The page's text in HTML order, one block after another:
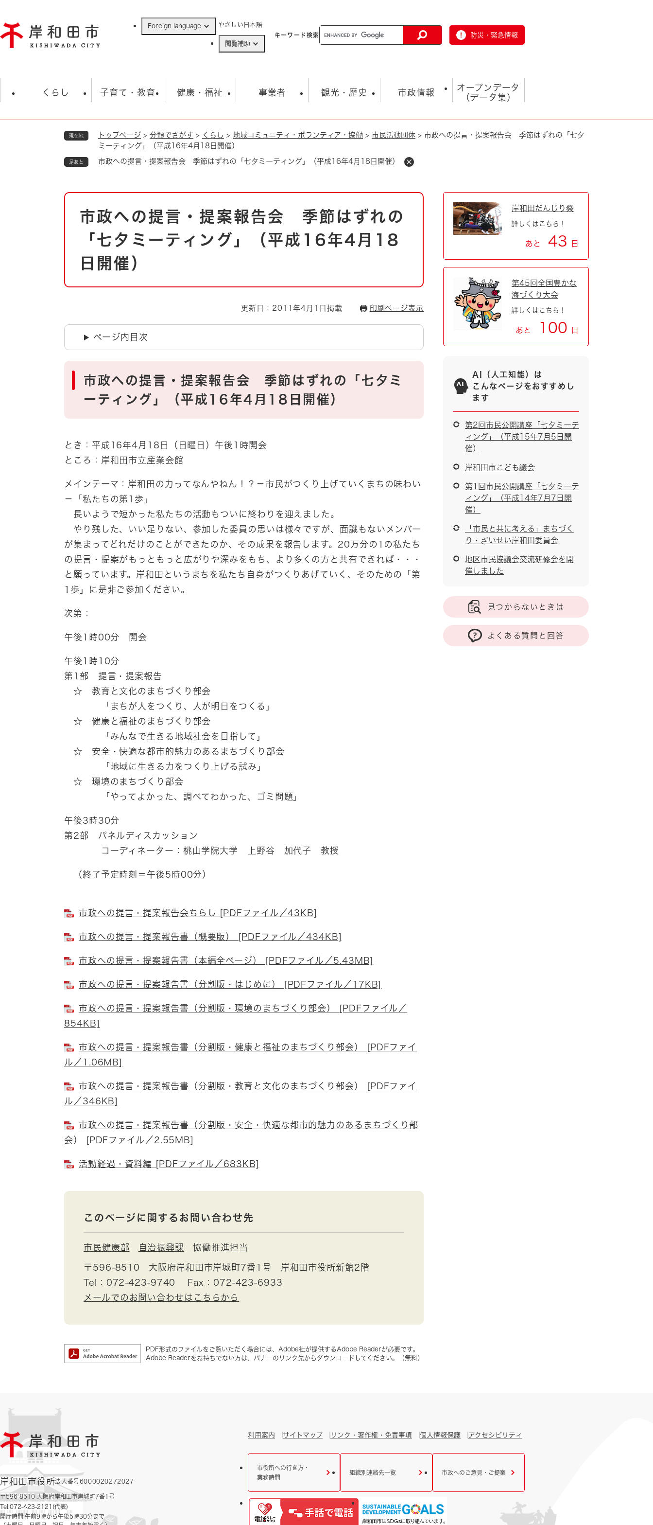
ジ
の
Foreign language やさしい日本語
閲覧補助
キーワード検索 防災・緊急情報
くらし
住民票・戸籍
保険・年金
自然・環境・公園 住宅
おくやみ
男女共同参画
国際交流
子育て・教育
学校 子育て
健康・福祉
福祉・健康・生活 生涯学習・スポーツ
事業者
入札・契約情報 まちづくり・協働
産業振興 税金
観光・歴史
観光 観光スポット
歴史 動画情報
市政情報
市の概要 総合計画
行財政 人権・平和
とじる
オープンデータ
（データ集）
オープンデータ
現在地 トップページ > 分類でさがす > くらし > 地域コミュニティ・ボランティア・協働 > 市民活動団体 > 市政への提言・提案報告会 季節はずれの「七夕
ミーティング」（平成16年4月18日開催）
足あと 市政への提言・提案報告会 季節はずれの「七夕ミーティング」（平成16年4月18日開催）
本
市政への提言・提案報告会 季節はずれの
「七夕ミーティング」（平成16年4月18
日開催）
更新日：2011年4月1日掲載 印刷ページ表示
ページ内目次
市政への提言・提案報告会 季節はずれの「七夕ミ
ーティング」（平成16年4月18日開催）
とき：平成16年4月18日（日曜日）午後1時開会
ところ：岸和田市立産業会館
メインテーマ：岸和田の力ってなんやねん！？－市民がつくり上げていくまちの味わい
－「私たちの第1歩」
長いようで短かった私たちの活動もついに終わりを迎えました。
やり残した、いい足りない、参加した委員の思いは様々ですが、面識もないメンバー
が集まってどれだけのことができたのか、その成果を報告します。20万分の1の私たち
の提言・提案がもっともっと広がりや深みをもち、より多くの方と共有できれば・・・
と願っています。岸和田というまちを私たち自身がつくりあげていく、そのための「第
1歩」に是非ご参加ください。
次第：
午後1時00分 開会
午後1時10分
第1部 提言・提案報告
☆ 教育と文化のまちづくり部会
「まちが人をつくり、人が明日をつくる」
☆ 健康と福祉のまちづくり部会
「みんなで生きる地域社会を目指して」
☆ 安全・快適な都市的魅力のあるまちづくり部会
「地域に生きる力をつくり上げる試み」
☆ 環境のまちづくり部会
「やってよかった、調べてわかった、ゴミ問題」
午後3時30分
第2部 パネルディスカッション
コーディネーター：桃山学院大学 上野谷 加代子 教授
（終了予定時刻＝午後5時00分）
市政への提言・提案報告会ちらし [PDFファイル／43KB]
市政への提言・提案報告書（概要版） [PDFファイル／434KB]
市政への提言・提案報告書（本編全ページ） [PDFファイル／5.43MB]
市政への提言・提案報告書（分割版・はじめに） [PDFファイル／17KB]
市政への提言・提案報告書（分割版・環境のまちづくり部会） [PDFファイル／
854KB]
市政への提言・提案報告書（分割版・健康と福祉のまちづくり部会） [PDFファイ
ル／1.06MB]
市政への提言・提案報告書（分割版・教育と文化のまちづくり部会） [PDFファイ
ル／346KB]
市政への提言・提案報告書（分割版・安全・快適な都市的魅力のあるまちづくり部
会） [PDFファイル／2.55MB]
活動経過・資料編 [PDFファイル／683KB]
このページに関するお問い合わせ先
市民健康部 自治振興課 協働推進担当
〒596-8510
大阪府岸和田市岸城町7番1号 岸和田市役所新館2階
Tel：072-423-9740
Fax：072-423-6933
メールでのお問い合わせはこちらから
PDF形式のファイルをご覧いただく場合には、Adobe社が提供するAdobe Readerが必要です。
Adobe Readerをお持ちでない方は、バナーのリンク先からダウンロードしてください。（無料）
岸和田だんじり祭
詳しくはこちら！
あと 43 日
第45回全国豊かな
海づくり大会
詳しくはこちら！
あと 100 日
AI（人工知能）は
こんなページをおすすめし
ます
第2回市民公開講座「七夕ミーテ
ィング」（平成15年7月5日開
催）
岸和田市こども議会
第1回市民公開講座「七夕ミーテ
ィング」（平成14年7月7日開
催）
「市民と共に考える」まちづく
り・ざいせい岸和田委員会
地区市民協議会交流研修会を開
催しました
見つからないときは
よくある質問と回答
岸和田市役所法人番号6000020272027
〒596-8510 大阪府岸和田市岸城町7番1号
Tel:072-423-2121(代表)
開庁時間:午前9時から午後5時30分まで
利用案内 サイトマップ リンク・著作権・免責事項 個人情報保護 アクセシビリティ
市役所への行き方・
業務時間
組織別連絡先一覧 市政へのご意見・ご提案